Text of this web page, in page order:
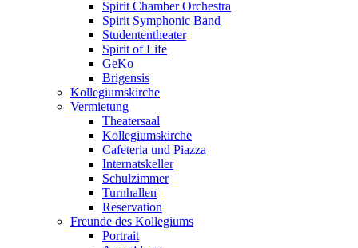
Spirit Chamber Orchestra
Spirit Symphonic Band
Studententheater
Spirit of Life
GeKo
Brigensis
Kollegiumskirche
Vermietung
Theatersaal
Kollegiumskirche
Cafeteria und Piazza
Internatskeller
Schulzimmer
Turnhallen
Reservation
Freunde des Kollegiums
Portrait